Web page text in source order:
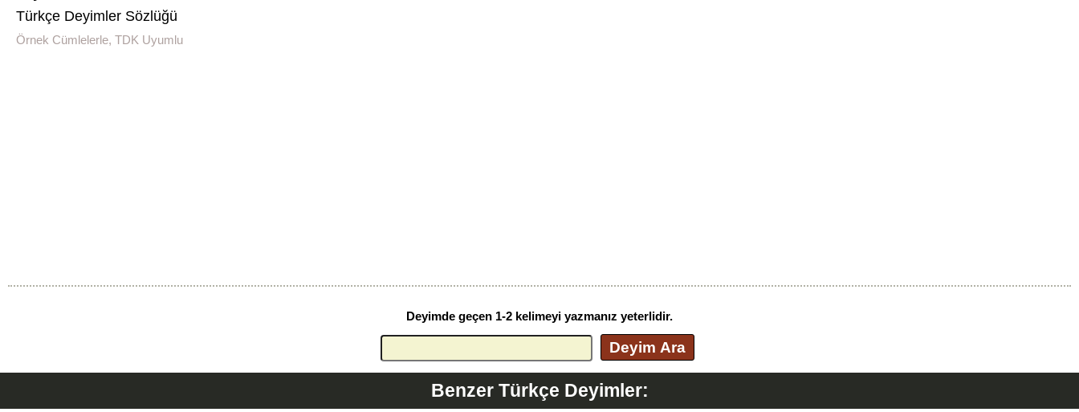
Türkçe Deyimler Sözlüğü
Örnek Cümlelerle, TDK Uyumlu
Deyimde geçen 1-2 kelimeyi yazmanız yeterlidir.
Deyim Ara
Benzer Türkçe Deyimler: